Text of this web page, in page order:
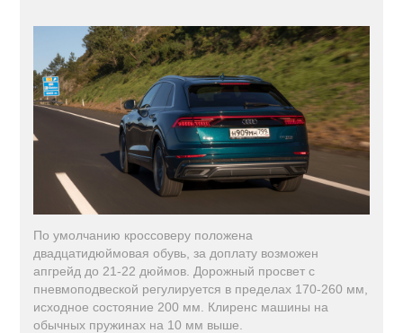
По умолчанию кроссоверу положена
двадцатидюймовая обувь, за доплату возможен
апгрейд до 21-22 дюймов. Дорожный просвет с
пневмоподвеской регулируется в пределах 170-260 мм,
исходное состояние 200 мм. Клиренс машины на
обычных пружинах на 10 мм выше.